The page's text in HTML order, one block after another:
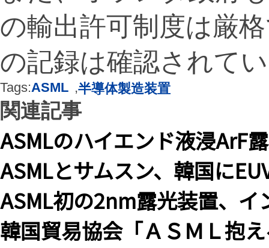
の輸出許可制度は厳
の記録は確認されて
Tags:ASML ,半導体製造装置
関連記事
ASMLのハイエンド液浸ArF
ASMLとサムスン、韓国に
ASML初の2nm露光装置、イ
韓国貿易協会「ＡＳＭＬ抱